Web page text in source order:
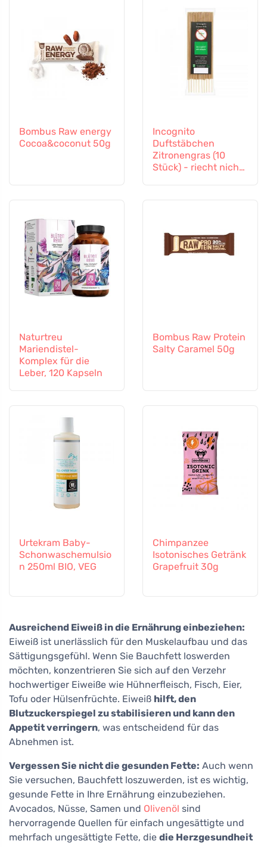
Bombus Raw energy
Cocoa&coconut 50g
Incognito
Duftstäbchen
Zitronengras (10
Stück) - riecht nicht
Naturtreu
Mariendistel-
Komplex für die
Leber, 120 Kapseln
Bombus Raw Protein
Salty Caramel 50g
Urtekram Baby-
Schonwaschemulsio
n 250ml BIO, VEG
Chimpanzee
Isotonisches Getränk
Grapefruit 30g
Ausreichend Eiweiß in die Ernährung einbeziehen:
Eiweiß ist unerlässlich für den Muskelaufbau und das
Sättigungsgefühl. Wenn Sie Bauchfett loswerden
möchten, konzentrieren Sie sich auf den Verzehr
hochwertiger Eiweiße wie Hühnerfleisch, Fisch, Eier,
Tofu oder Hülsenfrüchte. Eiweiß hilft, den
Blutzuckerspiegel zu stabilisieren und kann den
Appetit verringern, was entscheidend für das
Abnehmen ist.
Vergessen Sie nicht die gesunden Fette: Auch wenn
Sie versuchen, Bauchfett loszuwerden, ist es wichtig,
gesunde Fette in Ihre Ernährung einzubeziehen.
Avocados, Nüsse, Samen und Olivenöl sind
hervorragende Quellen für einfach ungesättigte und
mehrfach ungesättigte Fette, die die Herzgesundheit